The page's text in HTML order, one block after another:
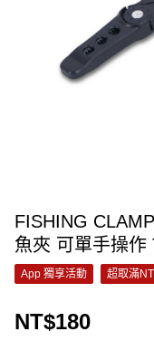
FISHING
魚夾 可單手操作
App 獨享活動 超取滿
NT$180